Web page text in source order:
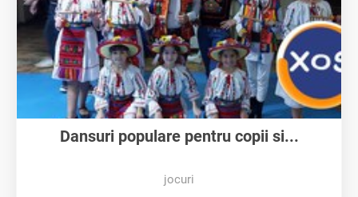
Dansuri populare pentru copii si...
jocuri